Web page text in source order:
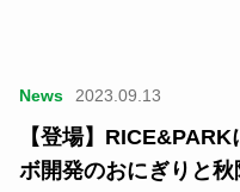
News 2023.09.13
【登場】
ボ開発のおにぎりと秋